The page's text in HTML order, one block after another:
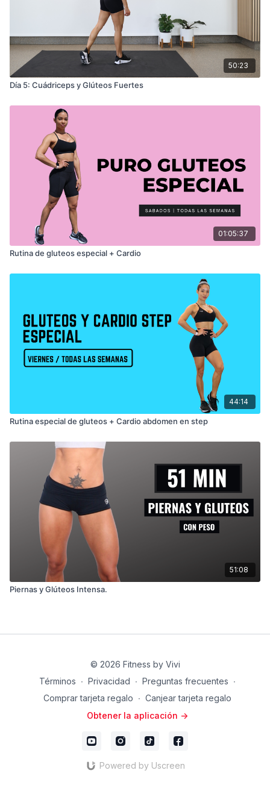
50:23
Día 5: Cuádriceps y Glúteos Fuertes
01:05:37
Rutina de gluteos especial + Cardio
44:14
Rutina especial de gluteos + Cardio abdomen en step
51:08
Piernas y Glúteos Intensa.
© 2026 Fitness by Vivi
Términos ∙ Privacidad ∙ Preguntas frecuentes ∙
Comprar tarjeta regalo ∙ Canjear tarjeta regalo
Obtener la aplicación ->
Powered by Uscreen